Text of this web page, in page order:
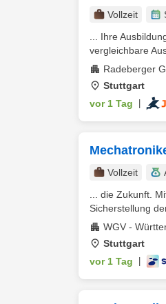
Vollzeit
... Ihre
vergleichbare
Radeberger
Stuttgart
vor 1 Tag
Vollzeit
... die Zukunft.
Sicherstellung
WGV -
Stuttgart
vor 1 Tag